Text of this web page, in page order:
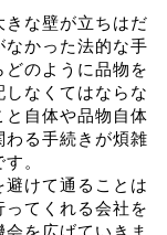
な壁が立ちはだ
かった法的な手
のように品物を
なくてはならな
自体や品物自体
る手続きが煩雑
。
けて通ることは
てくれる会社を
を広げていきま